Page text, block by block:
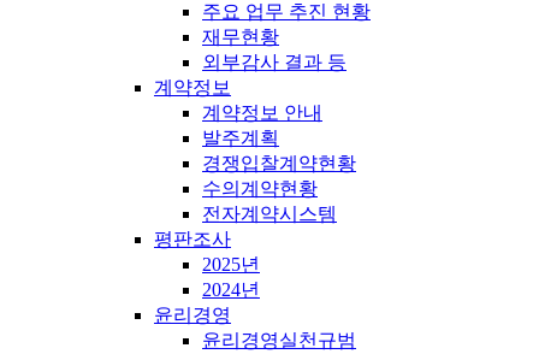
주요 업무 추진 현황
재무현황
외부감사 결과 등
계약정보
계약정보 안내
발주계획
경쟁입찰계약현황
수의계약현황
전자계약시스템
평판조사
2025년
2024년
윤리경영
윤리경영실천규범